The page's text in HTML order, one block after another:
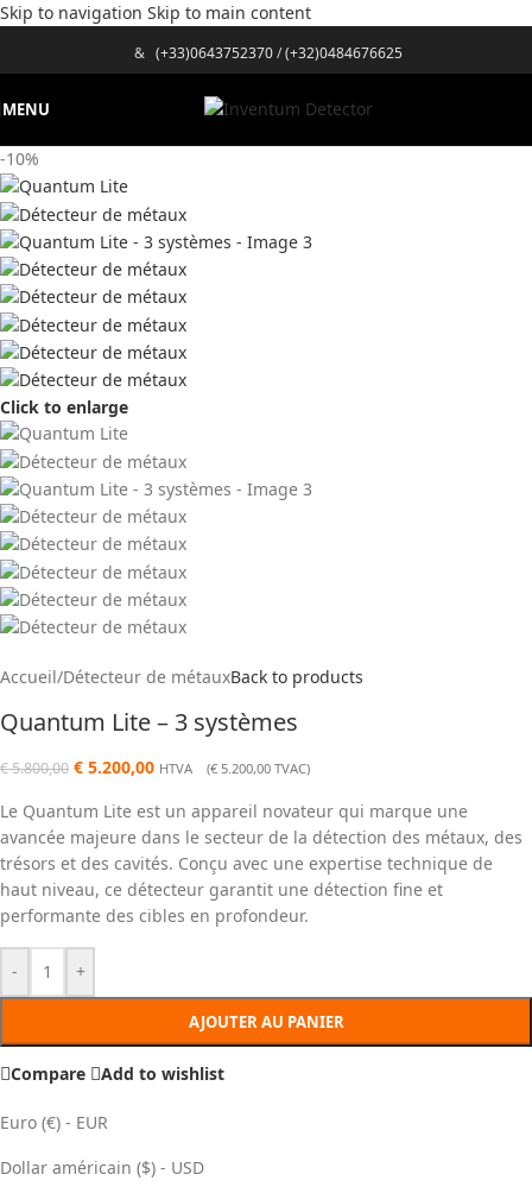
Skip to navigation Skip to main content
& (+33)0643752370/(+32)0484676625
MENU
-10%
Click to enlarge
Accueil/Détecteur de métauxBack to products
Quantum Lite – 3 systèmes
€5.800,00 € 5.200,00 HTVA (€ 5.200,00 TVAC)
Le Quantum Lite est un appareil novateur qui marque une
avancée majeure dans le secteur de la détection des métaux, des
trésors et des cavités. Conçu avec une expertise technique de
haut niveau, ce détecteur garantit une détection fine et
performante des cibles en profondeur.
- +
AJOUTER AU PANIER
Compare Add to wishlist
Euro (€) - EUR
Dollar américain ($) - USD